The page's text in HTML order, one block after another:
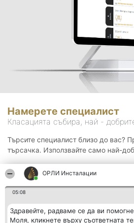
ОРЛИ Инсталации
05:08
Здравейте, радваме се да ви
Моля, кликнете върху съответната
Намерете специалист
Класацията събира, най -
Търсите специалист близо до вас?
търсачка. Използвайте само най-